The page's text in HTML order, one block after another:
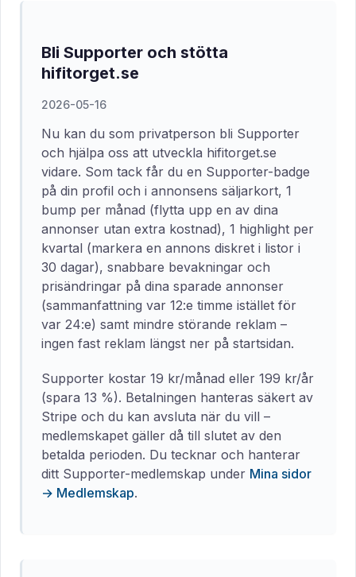
Bli Supporter och stötta
hifitorget.se
2026-05-16
Nu kan du som privatperson bli Supporter
och hjälpa oss att utveckla hifitorget.se
vidare. Som tack får du en Supporter-badge
på din profil och i annonsens säljarkort, 1
bump per månad (flytta upp en av dina
annonser utan extra kostnad), 1 highlight per
kvartal (markera en annons diskret i listor i
30 dagar), snabbare bevakningar och
prisändringar på dina sparade annonser
(sammanfattning var 12:e timme istället för
var 24:e) samt mindre störande reklam –
ingen fast reklam längst ner på startsidan.
Supporter kostar 19 kr/månad eller 199 kr/år
(spara 13 %). Betalningen hanteras säkert av
Stripe och du kan avsluta när du vill –
medlemskapet gäller då till slutet av den
betalda perioden. Du tecknar och hanterar
ditt Supporter-medlemskap under Mina sidor
→ Medlemskap.